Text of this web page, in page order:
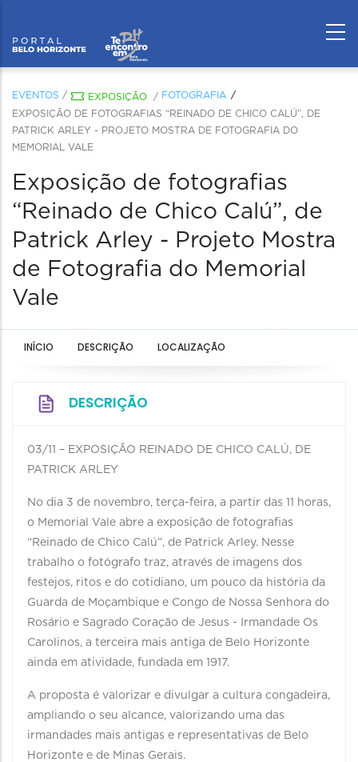
EVENTOS / EXPOSIÇÃO / FOTOGRAFIA
EXPOSIÇÃO DE FOTOGRAFIAS “REINADO DE CHICO CALÚ”, DE
PATRICK ARLEY - PROJETO MOSTRA DE FOTOGRAFIA DO
MEMORIAL VALE
Exposição de fotografias
“Reinado de Chico Calú”, de
Patrick Arley - Projeto Mostra
de Fotografia do Memorial
Vale
INÍCIO DESCRIÇÃO LOCALIZAÇÃO
DESCRIÇÃO
03/11 – EXPOSIÇÃO REINADO DE CHICO CALÚ, DE
PATRICK ARLEY
No dia 3 de novembro, terça-feira, a partir das 11 horas,
o Memorial Vale abre a exposição de fotografias
“Reinado de Chico Calú”, de Patrick Arley. Nesse
trabalho o fotógrafo traz, através de imagens dos
festejos, ritos e do cotidiano, um pouco da história da
Guarda de Moçambique e Congo de Nossa Senhora do
Rosário e Sagrado Coração de Jesus - Irmandade Os
Carolinos, a terceira mais antiga de Belo Horizonte
ainda em atividade, fundada em 1917.
A proposta é valorizar e divulgar a cultura congadeira,
ampliando o seu alcance, valorizando uma das
irmandades mais antigas e representativas de Belo
Horizonte e de Minas Gerais.